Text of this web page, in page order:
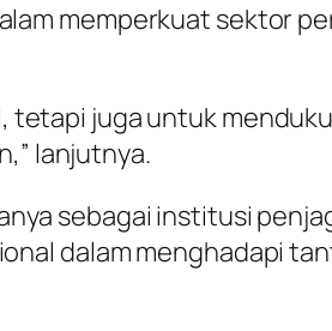
memperkuat sektor
tetapi juga untuk
lanjutnya.
sebagai institusi
dalam menghadapi